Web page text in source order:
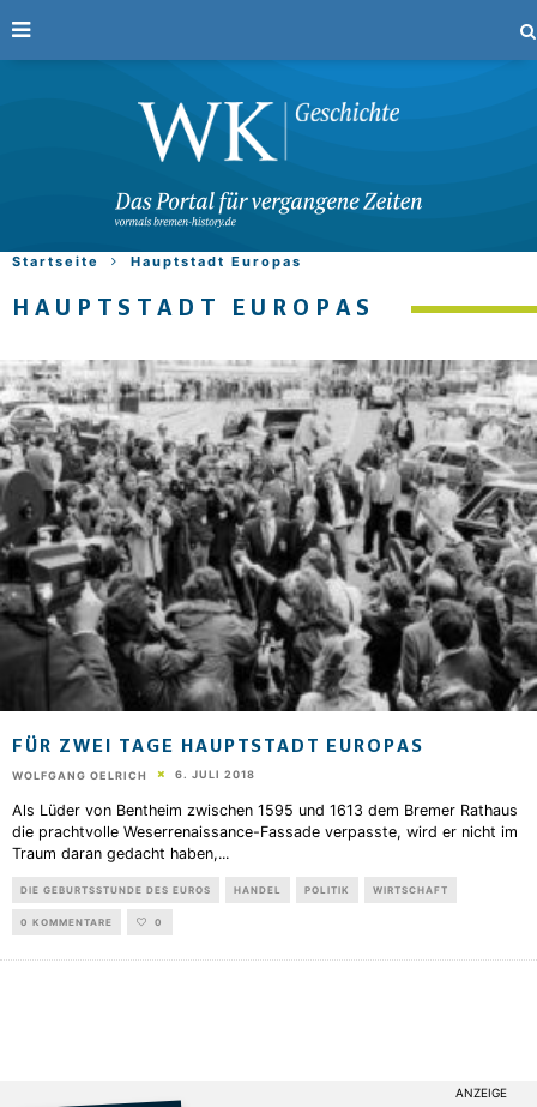
Startseite Hauptstadt Europas
HAUPTSTADT EUROPAS
FÜR ZWEI TAGE HAUPTSTADT EUROPAS
WOLFGANG OELRICH 6. JULI 2018
Als Lüder von Bentheim zwischen 1595 und 1613 dem Bremer Rathaus
die prachtvolle Weserrenaissance-Fassade verpasste, wird er nicht im
Traum daran gedacht haben,...
DIE GEBURTSSTUNDE DES EUROS HANDEL POLITIK WIRTSCHAFT
0 KOMMENTARE 0